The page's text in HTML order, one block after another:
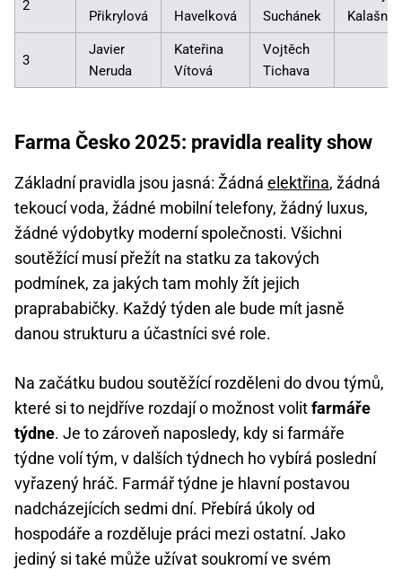
2
Přikrylová
Havelková
Suchánek
Kalašnik
3
Javier
Neruda
Kateřina
Vítová
Vojtěch
Tichava
Farma Česko 2025: pravidla reality show
Základní pravidla jsou jasná: Žádná elektřina, žádná
tekoucí voda, žádné mobilní telefony, žádný luxus,
žádné výdobytky moderní společnosti. Všichni
soutěžící musí přežít na statku za takových
podmínek, za jakých tam mohly žít jejich
praprababičky. Každý týden ale bude mít jasně
danou strukturu a účastníci své role.
Na začátku budou soutěžící rozděleni do dvou týmů,
které si to nejdříve rozdají o možnost volitfarmáře
týdne. Je to zároveň naposledy, kdy si farmáře
týdne volí tým, v dalších týdnech ho vybírá poslední
vyřazený hráč. Farmář týdne je hlavní postavou
nadcházejících sedmi dní. Přebírá úkoly od
hospodáře a rozděluje práci mezi ostatní. Jako
jediný si také může užívat soukromí ve svém